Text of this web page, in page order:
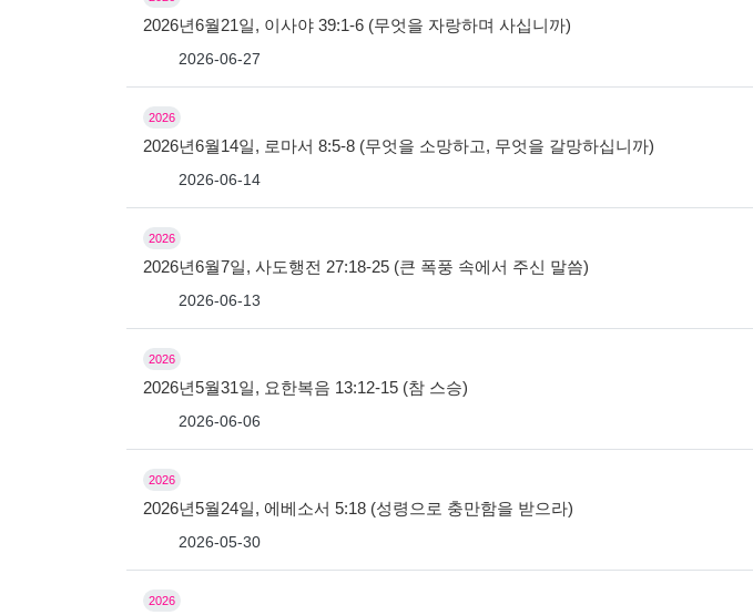
2026년6월21일, 이사야 39:1-6 (무엇을 자랑하며 사십니까)
2026-06-27
2026
2026년6월14일, 로마서 8:5-8 (무엇을 소망하고, 무엇을 갈망하십니까)
2026-06-14
2026
2026년6월7일, 사도행전 27:18-25 (큰 폭풍 속에서 주신 말씀)
2026-06-13
2026
2026년5월31일, 요한복음 13:12-15 (참 스승)
2026-06-06
2026
2026년5월24일, 에베소서 5:18 (성령으로 충만함을 받으라)
2026-05-30
2026